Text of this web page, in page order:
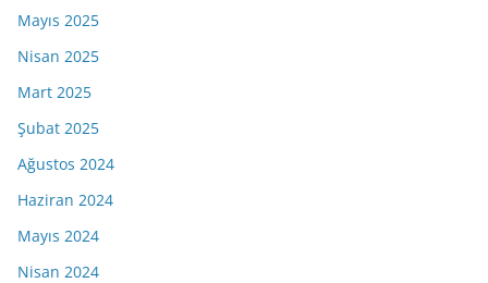
Mayıs 2025
Nisan 2025
Mart 2025
Şubat 2025
Ağustos 2024
Haziran 2024
Mayıs 2024
Nisan 2024